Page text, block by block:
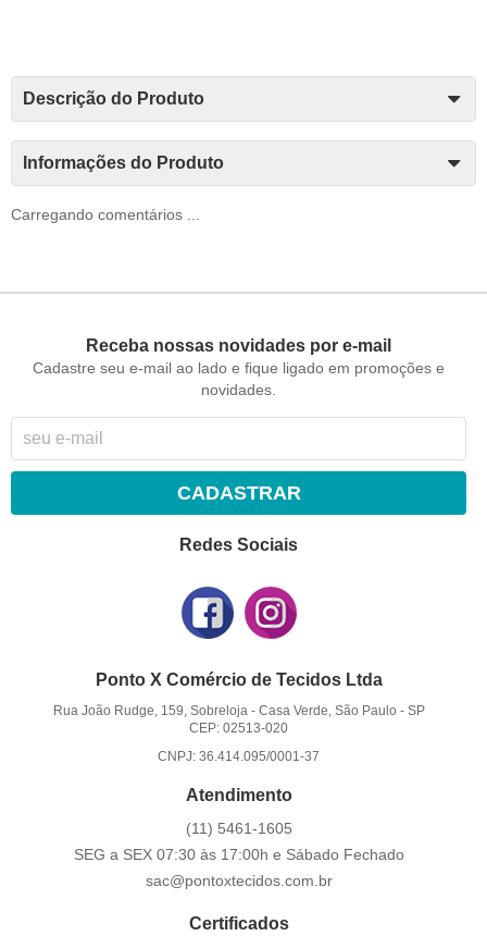
Descrição do Produto
Informações do Produto
Carregando comentários ...
Receba nossas novidades por e-mail
Cadastre seu e-mail ao lado e fique ligado em promoções e
novidades.
CADASTRAR
Redes Sociais
Ponto X Comércio de Tecidos Ltda
Rua João Rudge, 159, Sobreloja- Casa Verde, São Paulo - SP
CEP: 02513-020
CNPJ: 36.414.095/0001-37
Atendimento
(11) 5461-1605
SEG a SEX 07:30 às 17:00h e Sábado Fechado
sac@pontoxtecidos.com.br
Certificados